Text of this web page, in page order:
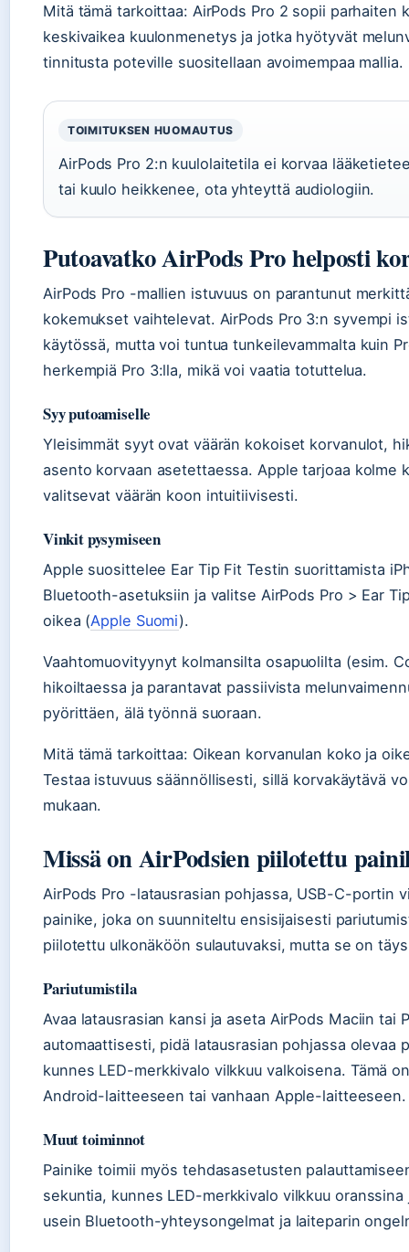
Mitä tämä tarkoittaa: AirPods Pro 2 sopii parhaiten
keskivaikea kuulonmenetys ja jotka hyötyvät
tinnitusta poteville suositellaan avoimempaa mallia.
TOIMITUKSEN HUOMAUTUS
AirPods Pro 2:n kuulolaitetila ei korvaa
tai kuulo heikkenee, ota yhteyttä audiologiin.
Putoavatko AirPods Pro helposti
AirPods Pro -mallien istuvuus on parantunut
kokemukset vaihtelevat. AirPods Pro 3:n syvempi
käytössä, mutta voi tuntua tunkeilevammalta kuin
herkempiä Pro 3:lla, mikä voi vaatia totuttelua.
Syy putoamiselle
Yleisimmät syyt ovat väärän kokoiset korvanulot,
asento korvaan asetettaessa. Apple tarjoaa kolme
valitsevat väärän koon intuitiivisesti.
Vinkit pysymiseen
Apple suosittelee Ear Tip Fit Testin suorittamista
Bluetooth-asetuksiin ja valitse AirPods Pro > Ear
oikea (Apple Suomi).
Vaahtomuovityynyt kolmansilta osapuolilta (esim.
hikoiltaessa ja parantavat passiivista
pyörittäen, älä työnnä suoraan.
Mitä tämä tarkoittaa: Oikean korvanulan koko ja
Testaa istuvuus säännöllisesti, sillä korvakäytävä
mukaan.
Missä on AirPodsien piilotettu
AirPods Pro -latausrasian pohjassa, USB-C-portin
painike, joka on suunniteltu ensisijaisesti
piilotettu ulkonäköön sulautuvaksi, mutta se on
Pariutumistila
Avaa latausrasian kansi ja aseta AirPods Maciin
automaattisesti, pidä latausrasian pohjassa olevaa
kunnes LED-merkkivalo vilkkuu valkoisena. Tämä
Android-laitteeseen tai vanhaan Apple-laitteeseen.
Muut toiminnot
Painike toimii myös tehdasasetusten
sekuntia, kunnes LED-merkkivalo vilkkuu
usein Bluetooth-yhteysongelmat ja laiteparin